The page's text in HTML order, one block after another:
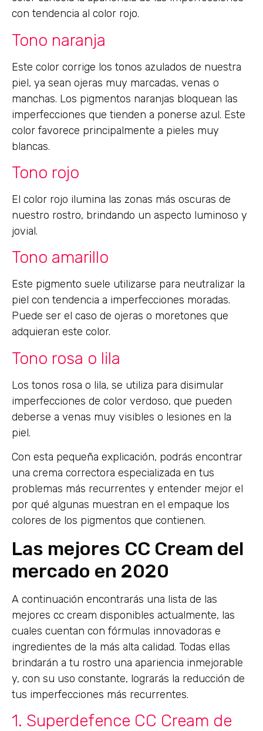
con tendencia al color rojo.
Tono naranja
Este color corrige los tonos azulados de nuestra
piel, ya sean ojeras muy marcadas, venas o
manchas. Los pigmentos naranjas bloquean las
imperfecciones que tienden a ponerse azul. Este
color favorece principalmente a pieles muy
blancas.
Tono rojo
El color rojo ilumina las zonas más oscuras de
nuestro rostro, brindando un aspecto luminoso y
jovial.
Tono amarillo
Este pigmento suele utilizarse para neutralizar la
piel con tendencia a imperfecciones moradas.
Puede ser el caso de ojeras o moretones que
adquieran este color.
Tono rosa o lila
Los tonos rosa o lila, se utiliza para disimular
imperfecciones de color verdoso, que pueden
deberse a venas muy visibles o lesiones en la
piel.
Con esta pequeña explicación, podrás encontrar
una crema correctora especializada en tus
problemas más recurrentes y entender mejor el
por qué algunas muestran en el empaque los
colores de los pigmentos que contienen.
Las mejores CC Cream del
mercado en 2020
A continuación encontrarás una lista de las
mejores cc cream disponibles actualmente, las
cuales cuentan con fórmulas innovadoras e
ingredientes de la más alta calidad. Todas ellas
brindarán a tu rostro una apariencia inmejorable
y, con su uso constante, lograrás la reducción de
tus imperfecciones más recurrentes.
1. Superdefence CC Cream de